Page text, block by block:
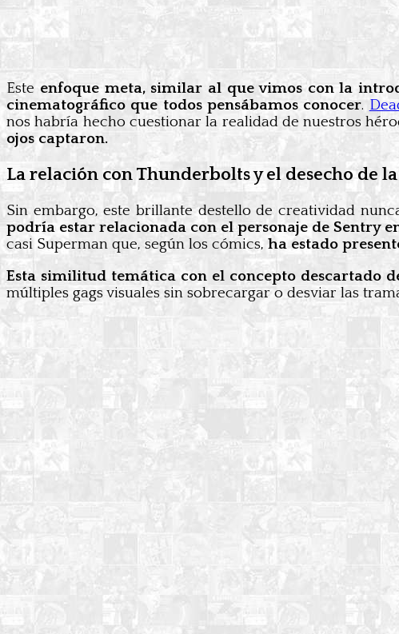
Este enfoque meta, similar al que vimos con la
cinematográfico que todos pensábamos conocer.
nos habría hecho cuestionar la realidad de nuestros
ojos captaron.
La relación con Thunderbolts y el desecho de
Sin embargo, este brillante destello de creatividad
podría estar relacionada con el personaje de Sentry
casi Superman que, según los cómics, ha estado
Esta similitud temática con el concepto descartado
múltiples gags visuales sin sobrecargar o desviar las